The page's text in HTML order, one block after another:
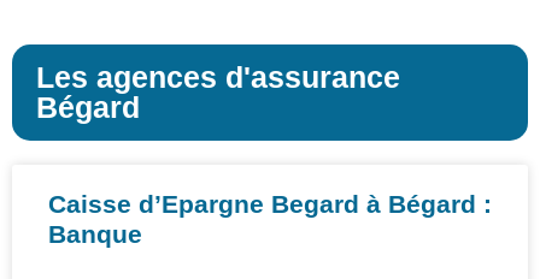
Les agences d'assurance
Bégard
Caisse d’Epargne Begard à Bégard :
Banque